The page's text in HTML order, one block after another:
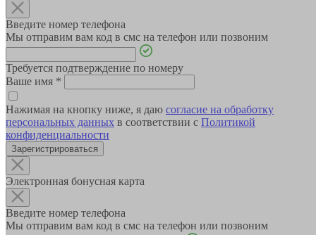
Введите номер телефона
Мы отправим вам код в смс на телефон или позвоним
Требуется подтверждение по номеру
Ваше имя *
Нажимая на кнопку ниже, я даю согласие на обработку
персональных данных в соответствии с Политикой
конфиденциальности
Зарегистрироваться
Электронная бонусная карта
Введите номер телефона
Мы отправим вам код в смс на телефон или позвоним